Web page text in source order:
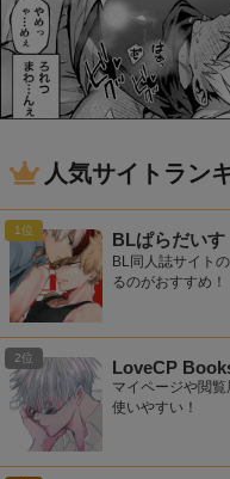
人気サイトラン
BLぱらだいす
BL同人誌サイト
るのがおすすめ！
LoveCP
マイページや閲
使いやすい！